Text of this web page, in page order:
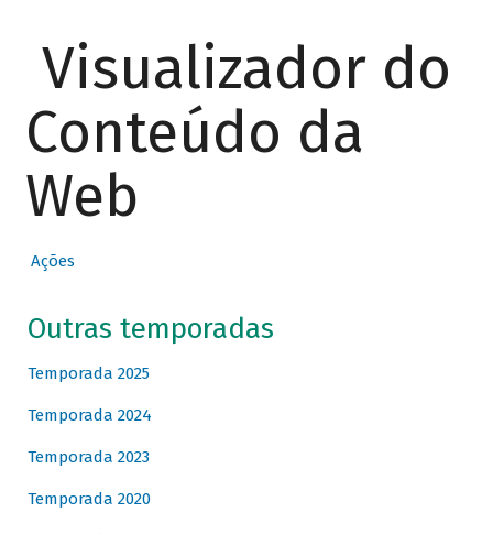
Visualizador do
Conteúdo da
Web
Ações
Outras temporadas
Temporada 2025
Temporada 2024
Temporada 2023
Temporada 2020